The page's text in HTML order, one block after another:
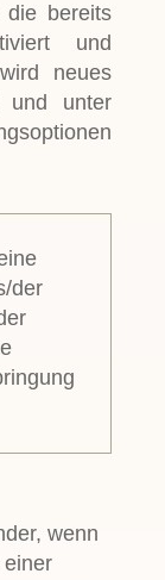
die bereits
und
neues
und unter
der
wenn